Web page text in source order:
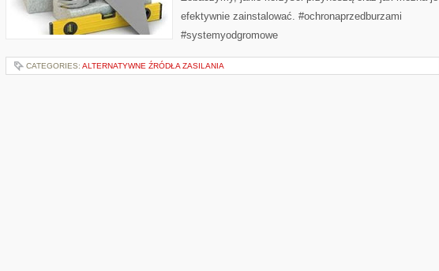
efektywnie zainstalować. #ochronaprzedburzami
#systemyodgromowe
CATEGORIES: ALTERNATYWNE ŹRÓDŁA ZASILANIA